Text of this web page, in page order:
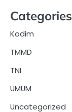
Categories
Kodim
TMMD
TNI
UMUM
Uncategorized